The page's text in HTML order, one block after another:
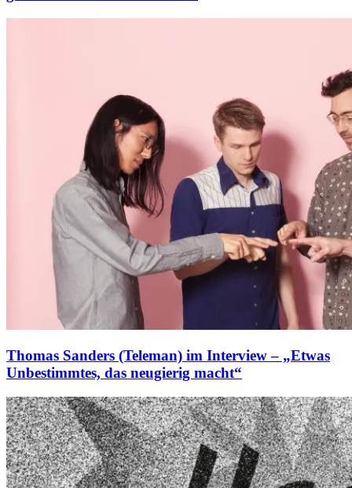
Thomas Sanders (Teleman) im Interview – „Etwas
Unbestimmtes, das neugierig macht“